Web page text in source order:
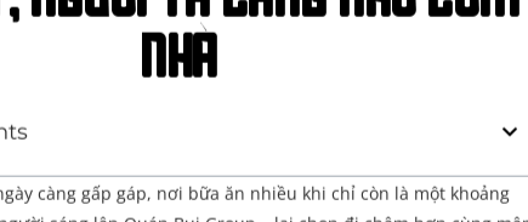
nhà
càng gấp gáp, nơi bữa ăn nhiều khi chỉ còn là một khoảng